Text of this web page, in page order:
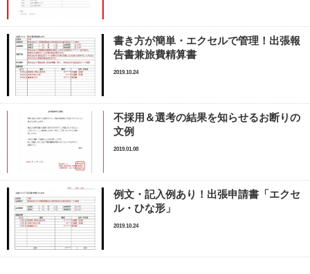
書き方が簡単・エクセルで管理！出張報
告書兼旅費精算書
2019.10.24
不採用＆選考の結果を知らせるお断りの
文例
2019.01.08
例文・記入例あり！出張申請書「エクセ
ル・ひな形」
2019.10.24